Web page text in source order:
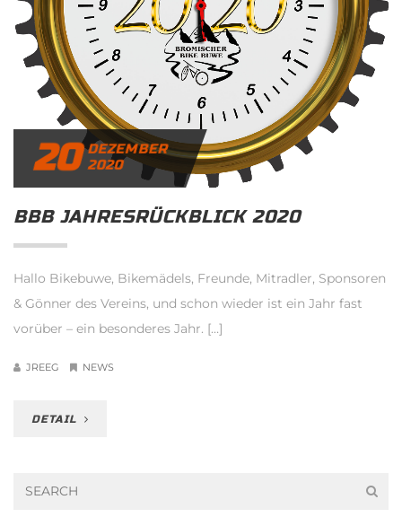
20 DEZEMBER
2020
BBB JAHRESRÜCKBLICK 2020
Hallo Bikebuwe, Bikemädels, Freunde, Mitradler, Sponsoren
& Gönner des Vereins, und schon wieder ist ein Jahr fast
vorüber – ein besonderes Jahr. […]
JREEG NEWS
DETAIL